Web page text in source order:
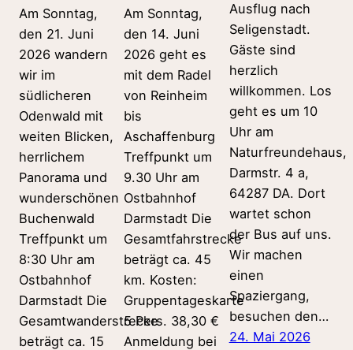
Am Sonntag,
den 21. Juni
2026 wandern
wir im
südlicheren
Odenwald mit
weiten Blicken,
herrlichem
Panorama und
wunderschönen
Buchenwald
Treffpunkt um
8:30 Uhr am
Ostbahnhof
Darmstadt Die
Gesamtwanderstrecke
beträgt ca. 15
Am Sonntag,
den 14. Juni
2026 geht es
mit dem Radel
von Reinheim
bis
Aschaffenburg
Treffpunkt um
9.30 Uhr am
Ostbahnhof
Darmstadt Die
Gesamtfahrstrecke
beträgt ca. 45
km. Kosten:
Gruppentageskarte
5 Pers. 38,30 €
Anmeldung bei
Ausflug nach
Seligenstadt.
Gäste sind
herzlich
willkommen. Los
geht es um 10
Uhr am
Naturfreundehaus,
Darmstr. 4 a,
64287 DA. Dort
wartet schon
der Bus auf uns.
Wir machen
einen
Spaziergang,
besuchen den…
24. Mai 2026